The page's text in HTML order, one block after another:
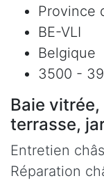
Province
BE-VLI
Belgique
3500 -
Baie
terrasse,
Entretien
Réparation